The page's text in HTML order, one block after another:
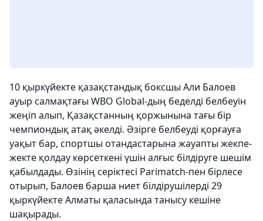
10 қыркүйекте қазақстандық боксшы Али Балоев
ауыр салмақтағы WBO Global-дың беделді белбеуін
жеңіп алып, Қазақстанның қоржынына тағы бір
чемпиондық атақ әкелді. Әзірге белбеуді қорғауға
уақыт бар, спортшы отандастарына жауапты жекпе-
жекте қолдау көрсеткені үшін алғыс білдіруге шешім
қабылдады. Өзінің серіктесі Parimatch-пен бірлесе
отырып, Балоев барша ниет білдірушілерді 29
қыркүйекте Алматы қаласында танысу кешіне
шақырады.